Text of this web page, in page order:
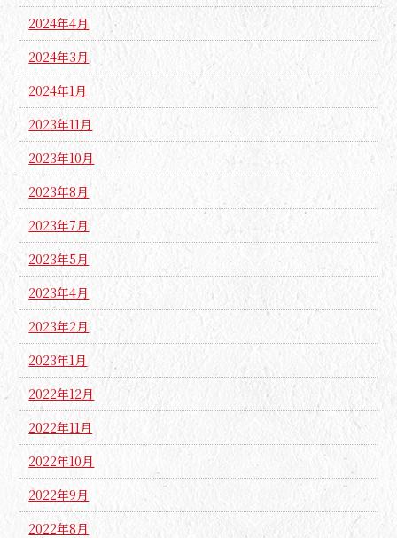
2024年4月
2024年3月
2024年1月
2023年11月
2023年10月
2023年8月
2023年7月
2023年5月
2023年4月
2023年2月
2023年1月
2022年12月
2022年11月
2022年10月
2022年9月
2022年8月